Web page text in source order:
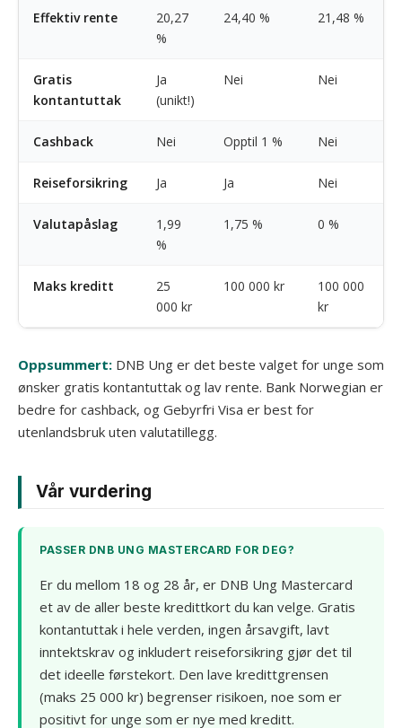
Effektiv rente
20,27
%
24,40 % 21,48 %
Gratis
kontantuttak
Ja
(unikt!)
Nei Nei
Cashback Nei Opptil 1 % Nei
Reiseforsikring Ja Ja Nei
Valutapåslag
1,99
%
1,75 % 0 %
Maks kreditt
25
000 kr
100 000 kr
100 000
kr
Oppsummert: DNB Ung er det beste valget for unge som
ønsker gratis kontantuttak og lav rente. Bank Norwegian er
bedre for cashback, og Gebyrfri Visa er best for
utenlandsbruk uten valutatillegg.
Vår vurdering
PASSER DNB UNG MASTERCARD FOR DEG?
Er du mellom 18 og 28 år, er DNB Ung Mastercard
et av de aller beste kredittkort du kan velge. Gratis
kontantuttak i hele verden, ingen årsavgift, lavt
inntektskrav og inkludert reiseforsikring gjør det til
det ideelle førstekort. Den lave kredittgrensen
(maks 25 000 kr) begrenser risikoen, noe som er
positivt for unge som er nye med kreditt.